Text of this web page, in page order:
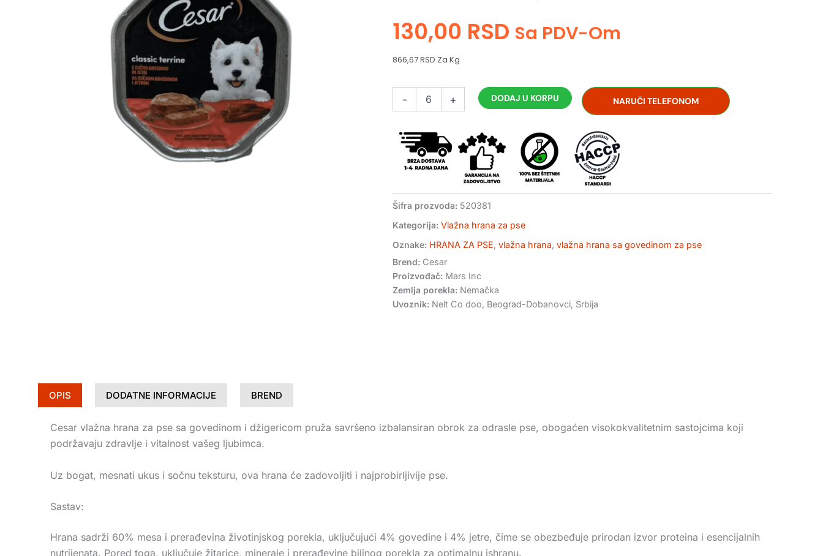
130,00 RSD Sa PDV-Om
866,67 RSD Za Kg
-
vlažna
pse
govedinom
količina
+ DODAJ U KORPU NARUČI TELEFONOM
Šifra prozvoda: 520381
Kategorija: Vlažna hrana za pse
Oznake: HRANA ZA PSE, vlažna hrana, vlažna hrana sa govedinom za pse
Brend: Cesar
Proizvođač: Mars Inc
Zemlja porekla: Nemačka
Uvoznik: Nelt Co doo, Beograd-Dobanovci, Srbija
OPIS DODATNE INFORMACIJE BREND
Cesar vlažna hrana za pse sa govedinom i džigericom pruža savršeno izbalansiran obrok za odrasle pse, obogaćen visokokvalitetnim sastojcima koji
podržavaju zdravlje i vitalnost vašeg ljubimca.
Uz bogat, mesnati ukus i sočnu teksturu, ova hrana će zadovoljiti i najprobirljivije pse.
Sastav:
Hrana sadrži 60% mesa i prerađevina životinjskog porekla, uključujući 4% govedine i 4% jetre, čime se obezbeđuje prirodan izvor proteina i esencijalnih
nutrijenata. Pored toga, uključuje žitarice, minerale i prerađevine biljnog porekla za optimalnu ishranu.